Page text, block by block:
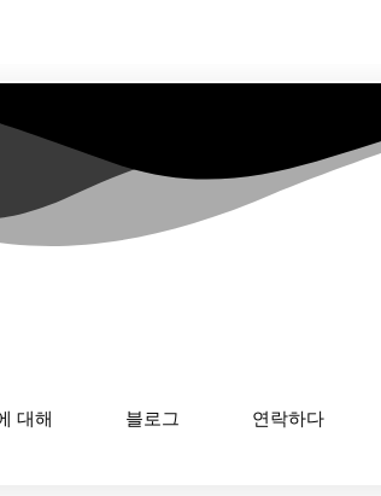
대해 블로그 연락하다